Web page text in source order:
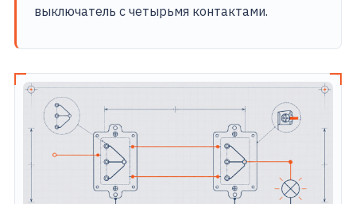
выключатель с четырьмя контактами.